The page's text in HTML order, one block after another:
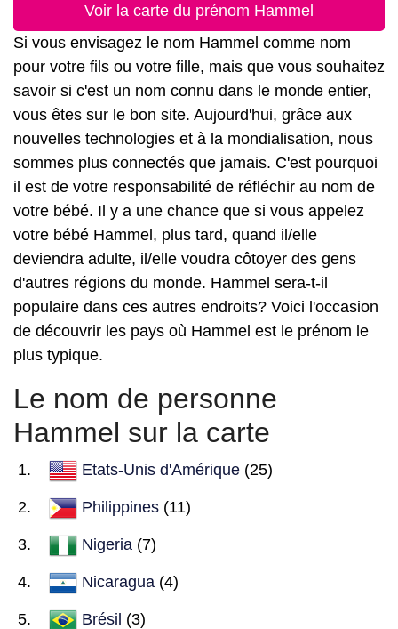
Voir la carte du prénom Hammel
Si vous envisagez le nom Hammel comme nom
pour votre fils ou votre fille, mais que vous souhaitez
savoir si c'est un nom connu dans le monde entier,
vous êtes sur le bon site. Aujourd'hui, grâce aux
nouvelles technologies et à la mondialisation, nous
sommes plus connectés que jamais. C'est pourquoi
il est de votre responsabilité de réfléchir au nom de
votre bébé. Il y a une chance que si vous appelez
votre bébé Hammel, plus tard, quand il/elle
deviendra adulte, il/elle voudra côtoyer des gens
d'autres régions du monde. Hammel sera-t-il
populaire dans ces autres endroits? Voici l'occasion
de découvrir les pays où Hammel est le prénom le
plus typique.
Le nom de personne
Hammel sur la carte
Etats-Unis d'Amérique (25)
Philippines (11)
Nigeria (7)
Nicaragua (4)
Brésil (3)